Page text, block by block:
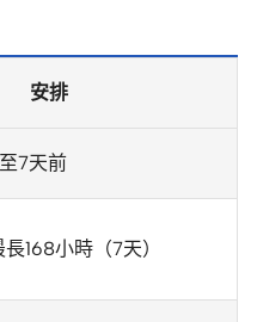
安排
7天前
168小時（7天）